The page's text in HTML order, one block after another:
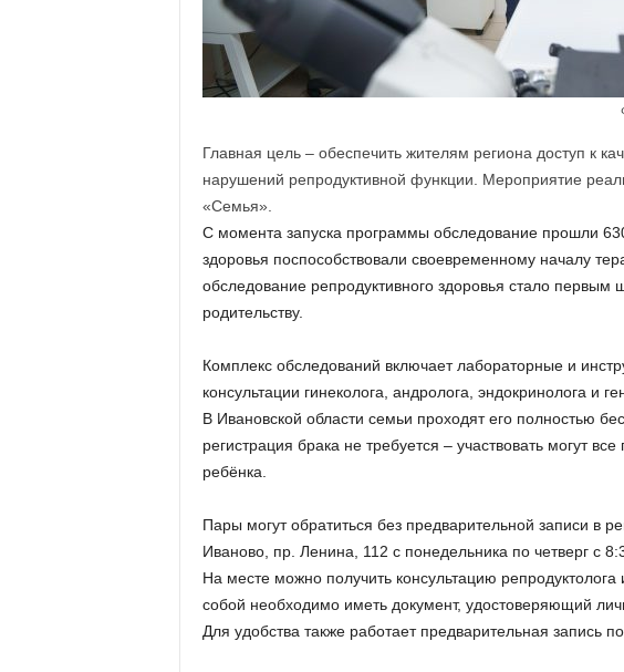
Главная цель – обеспечить жителям региона доступ к
нарушений репродуктивной функции. Мероприятие
«Семья».
С момента запуска программы обследование прошли
здоровья поспособствовали своевременному началу
обследование репродуктивного здоровья стало первым
родительству.
Комплекс обследований включает лабораторные и
консультации гинеколога, андролога, эндокринолога и
В Ивановской области семьи проходят его полностью
регистрация брака не требуется – участвовать могут
ребёнка.
Пары могут обратиться без предварительной записи в
Иваново, пр. Ленина, 112 с понедельника по четверг с
На месте можно получить консультацию
собой необходимо иметь документ, удостоверяющий
Для удобства также работает предварительная запись